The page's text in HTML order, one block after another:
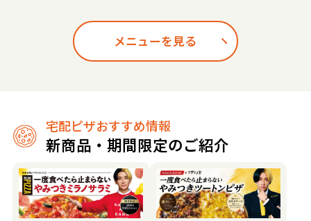
メニューを見る
宅配ピザおすすめ情報
新商品・期間限定のご紹介